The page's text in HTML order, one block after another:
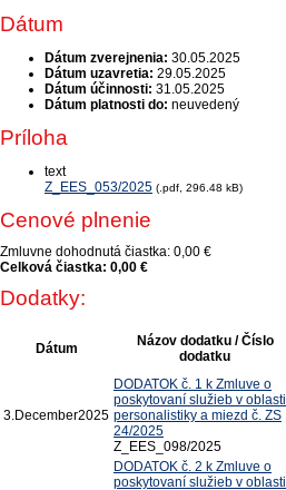
Dátum
Dátum zverejnenia: 30.05.2025
Dátum uzavretia: 29.05.2025
Dátum účinnosti: 31.05.2025
Dátum platnosti do: neuvedený
Príloha
text
Z_EES_053/2025 (.pdf, 296.48 kB)
Cenové plnenie
Zmluvne dohodnutá čiastka: 0,00 €
Celková čiastka: 0,00 €
Dodatky:
Dátum
Názov dodatku / Číslo
dodatku
3.December2025
DODATOK č. 1 k Zmluve o
poskytovaní služieb v oblasti
personalistiky a miezd č. ZS
24/2025
Z_EES_098/2025
DODATOK č. 2 k Zmluve o
poskytovaní služieb v oblasti